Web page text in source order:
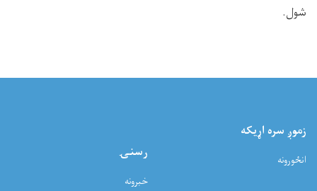
شول.
زموږ سره اړيکه
انځورونه رسنۍ
خبرونه